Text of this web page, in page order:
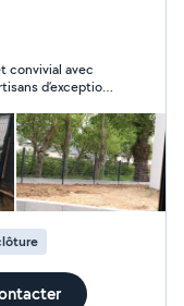
photos de mon
d’exception,
par une rigueur
:
de manière
Encore Merci pour votre travail Pascal et Patricia